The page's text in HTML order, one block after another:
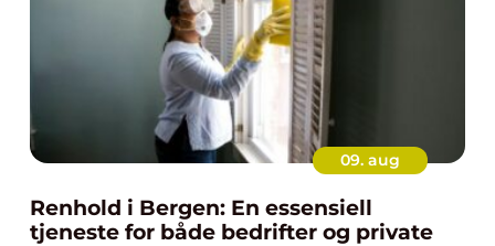
09. aug
Renhold i Bergen: En essensiell
tjeneste for både bedrifter og private